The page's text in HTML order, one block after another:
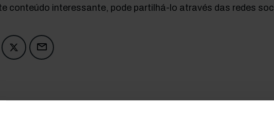
conteúdo interessante, pode partilhá-lo através das redes